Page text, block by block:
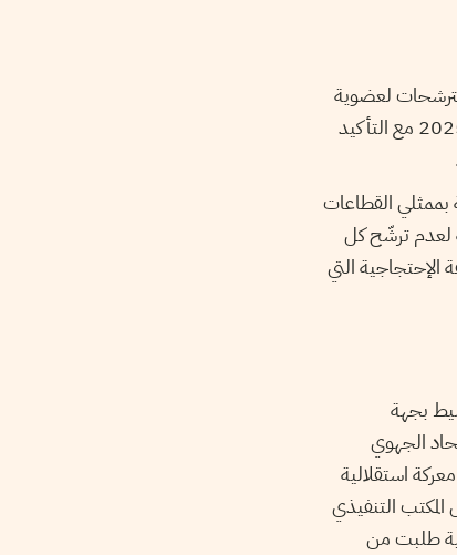
لعضوية
المكتب التنفيذي بما فيها الأمانة العامة لا يزال في نقطة ضرورة عقد المؤتمر في النصف الأول من سنة 2025 مع التأكيد
بممثلي القطاعات
لعدم ترشّح كل
الإحتجاجية التي
بجهة
الجهوي
استقلالية
المكتب التنفيذي
الداخلية طلبت من